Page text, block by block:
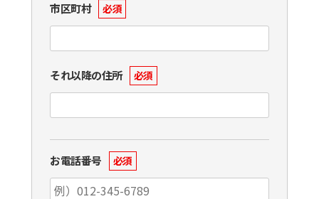
市区町村 必須
それ以降の住所 必須
お電話番号 必須